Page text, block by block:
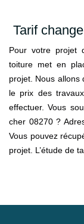
Tarif
Pour votre projet
toiture met en
projet. Nous allons
le prix des
effectuer. Vous
cher 08270 ?
Vous pouvez
projet. L’étude de